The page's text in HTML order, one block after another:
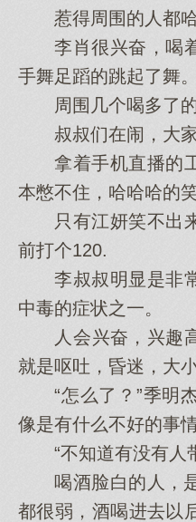
惹得周围的人都哈
李肖很兴奋，喝着
手舞足蹈的跳起了舞。
周围几‌个喝多了的
叔叔们在闹，大‌家‌
拿着手机直播的工
本憋不住，哈哈哈的
只有江妍笑不出来
前‌打个120.
李叔叔明显是非常
中毒的症状之一。
人会‌兴奋，兴趣高
就是呕吐，昏迷，大‌
“怎么了？”季明杰
像是有什么不好的事情
“不知‌道有没有人带
喝酒脸白的人，是
都很弱，酒喝进去以